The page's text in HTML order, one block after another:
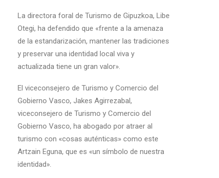
La directora foral de Turismo de Gipuzkoa, Libe
Otegi, ha defendido que «frente a la amenaza
de la estandarización, mantener las tradiciones
y preservar una identidad local viva y
actualizada tiene un gran valor».
El viceconsejero de Turismo y Comercio del
Gobierno Vasco, Jakes Agirrezabal,
viceconsejero de Turismo y Comercio del
Gobierno Vasco, ha abogado por atraer al
turismo con «cosas auténticas» como este
Artzain Eguna, que es «un símbolo de nuestra
identidad».